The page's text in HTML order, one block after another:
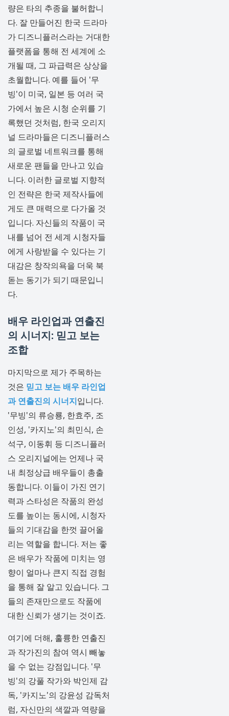
량은 타의 추종을 불허합니
다. 잘 만들어진 한국 드라마
가 디즈니플러스라는 거대한
플랫폼을 통해 전 세계에 소
개될 때, 그 파급력은 상상을
초월합니다. 예를 들어 '무
빙'이 미국, 일본 등 여러 국
가에서 높은 시청 순위를 기
록했던 것처럼, 한국 오리지
널 드라마들은 디즈니플러스
의 글로벌 네트워크를 통해
새로운 팬들을 만나고 있습
니다. 이러한 글로벌 지향적
인 전략은 한국 제작사들에
게도 큰 매력으로 다가올 것
입니다. 자신들의 작품이 국
내를 넘어 전 세계 시청자들
에게 사랑받을 수 있다는 기
대감은 창작의욕을 더욱 북
돋는 동기가 되기 때문입니
다.
배우 라인업과 연출진
의 시너지: 믿고 보는
조합
마지막으로 제가 주목하는
것은 믿고 보는 배우 라인업
과 연출진의 시너지입니다.
'무빙'의 류승룡, 한효주, 조
인성, '카지노'의 최민식, 손
석구, 이동휘 등 디즈니플러
스 오리지널에는 언제나 국
내 최정상급 배우들이 총출
동합니다. 이들이 가진 연기
력과 스타성은 작품의 완성
도를 높이는 동시에, 시청자
들의 기대감을 한껏 끌어올
리는 역할을 합니다. 저는 좋
은 배우가 작품에 미치는 영
향이 얼마나 큰지 직접 경험
을 통해 잘 알고 있습니다. 그
들의 존재만으로도 작품에
대한 신뢰가 생기는 것이죠.
여기에 더해, 훌륭한 연출진
과 작가진의 참여 역시 빼놓
을 수 없는 강점입니다. '무
빙'의 강풀 작가와 박인제 감
독, '카지노'의 강윤성 감독처
럼, 자신만의 색깔과 역량을